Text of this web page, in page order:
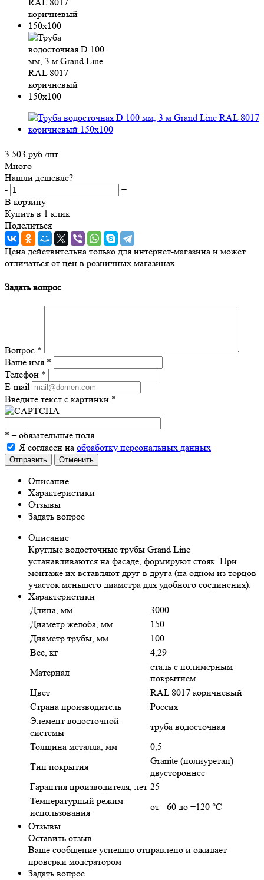
3 503 руб./шт.
Много
Нашли дешевле?
-
+
В корзину
Купить в 1 клик
Поделиться
Цена действительна только для интернет-магазина и может
отличаться от цен в розничных магазинах
Задать вопрос
Вопрос *
Ваше имя *
Телефон *
E-mail
Введите текст с картинки *
* – обязательные поля
Я согласен на обработку персональных данных
Отправить Отменить
Описание
Характеристики
Отзывы
Задать вопрос
Описание
Круглые водосточные трубы Grand Line
устанавливаются на фасаде, формируют стояк. При
монтаже их вставляют друг в друга (на одном из торцов
участок меньшего диаметра для удобного соединения).
Характеристики
Длина, мм
3000
Диаметр желоба, мм
150
Диаметр трубы, мм
100
Вес, кг
4,29
Материал
сталь с полимерным
покрытием
Цвет
RAL 8017 коричневый
Страна производитель
Россия
Элемент водосточной
системы
труба водосточная
Толщина металла, мм
0,5
Тип покрытия
Granite (полиуретан)
двустороннее
Гарантия производителя, лет 25
Температурный режим
использования
от - 60 до +120 °C
Отзывы
Оставить отзыв
Ваше сообщение успешно отправлено и ожидает
проверки модератором
Задать вопрос